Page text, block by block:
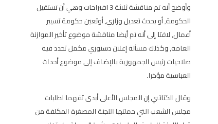
وأوضح أنه تم مناقشة ثلاثة 3 اقتراحات وهي أن تستقيل
الحكومة, أو يحدث تعديل وزاري, أوتعين حكومة تسيير
أعمال, لافتا إلى أنه تم أيضا مناقشة موضوع تأخير الموازنة
العامة, وكذلك مسألة إعلان دستوري مكمل تحدد فيه
صلاحيات رئيس الجمهورية بالإضاف إلى موضوع أحداث
العباسية مؤخرا.
وقال الكتاتني إن المجلس الأعلى أبدى تفهما لطلبات
مجلس الشعب التي حملتها اللجنة المصغرة المكلفة من